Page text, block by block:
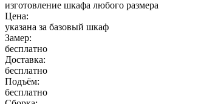
изготовление шкафа любого размера
Цена:
указана за базовый шкаф
Замер:
бесплатно
Доставка:
бесплатно
Подъём:
бесплатно